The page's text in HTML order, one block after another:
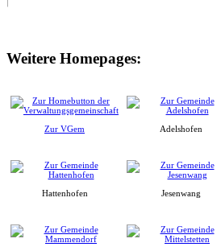
Weitere Homepages:
Zur VGem Adelshofen
Hattenhofen Jesenwang